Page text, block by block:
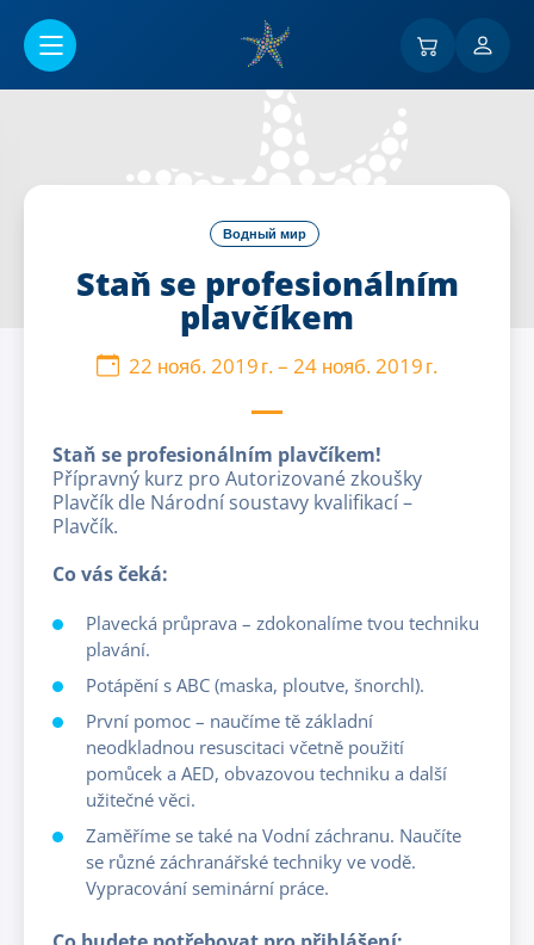
Водный мир
Staň se profesionálním
plavčíkem
22 нояб. 2019 г.– 24 нояб. 2019 г.
Staň se profesionálním plavčíkem!
Přípravný kurz pro Autorizované zkoušky
Plavčík dle Národní soustavy kvalifikací –
Plavčík.
Co vás čeká:
Plavecká průprava – zdokonalíme tvou techniku
plavání.
Potápění s ABC (maska, ploutve, šnorchl).
První pomoc – naučíme tě základní
neodkladnou resuscitaci včetně použití
pomůcek a AED, obvazovou techniku a další
užitečné věci.
Zaměříme se také na Vodní záchranu. Naučíte
se různé záchranářské techniky ve vodě.
Vypracování seminární práce.